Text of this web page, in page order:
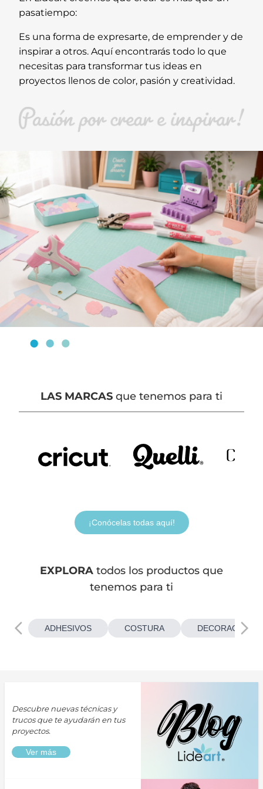
pasatiempo:
Es una forma de expresarte, de emprender y de
inspirar a otros. Aquí encontrarás todo lo que
necesitas para transformar tus ideas en
proyectos llenos de color, pasión y creatividad.
LAS MARCAS que tenemos para ti
¡Conócelas todas aquí!
EXPLORA todos los productos que
tenemos para ti
ADHESIVOS COSTURA
Descubre nuevas técnicas y
trucos que te ayudarán en tus
proyectos.
Ver más